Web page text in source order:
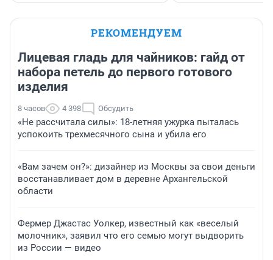
РЕКОМЕНДУЕМ
Лицевая гладь для чайников: гайд от
набора петель до первого готового
изделия
8 часов 4 398 Обсудить
«Не рассчитала силы»: 18-летняя ужурка пыталась
успокоить трехмесячного сына и убила его
«Вам зачем он?»: дизайнер из Москвы за свои деньги
восстанавливает дом в деревне Архангельской
области
Фермер Джастас Уолкер, известный как «веселый
молочник», заявил что его семью могут выдворить
из России — видео